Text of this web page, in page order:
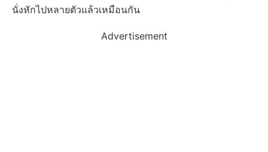
นั่งหักไปหลายตัวแล้วเหมือนกัน
Advertisement